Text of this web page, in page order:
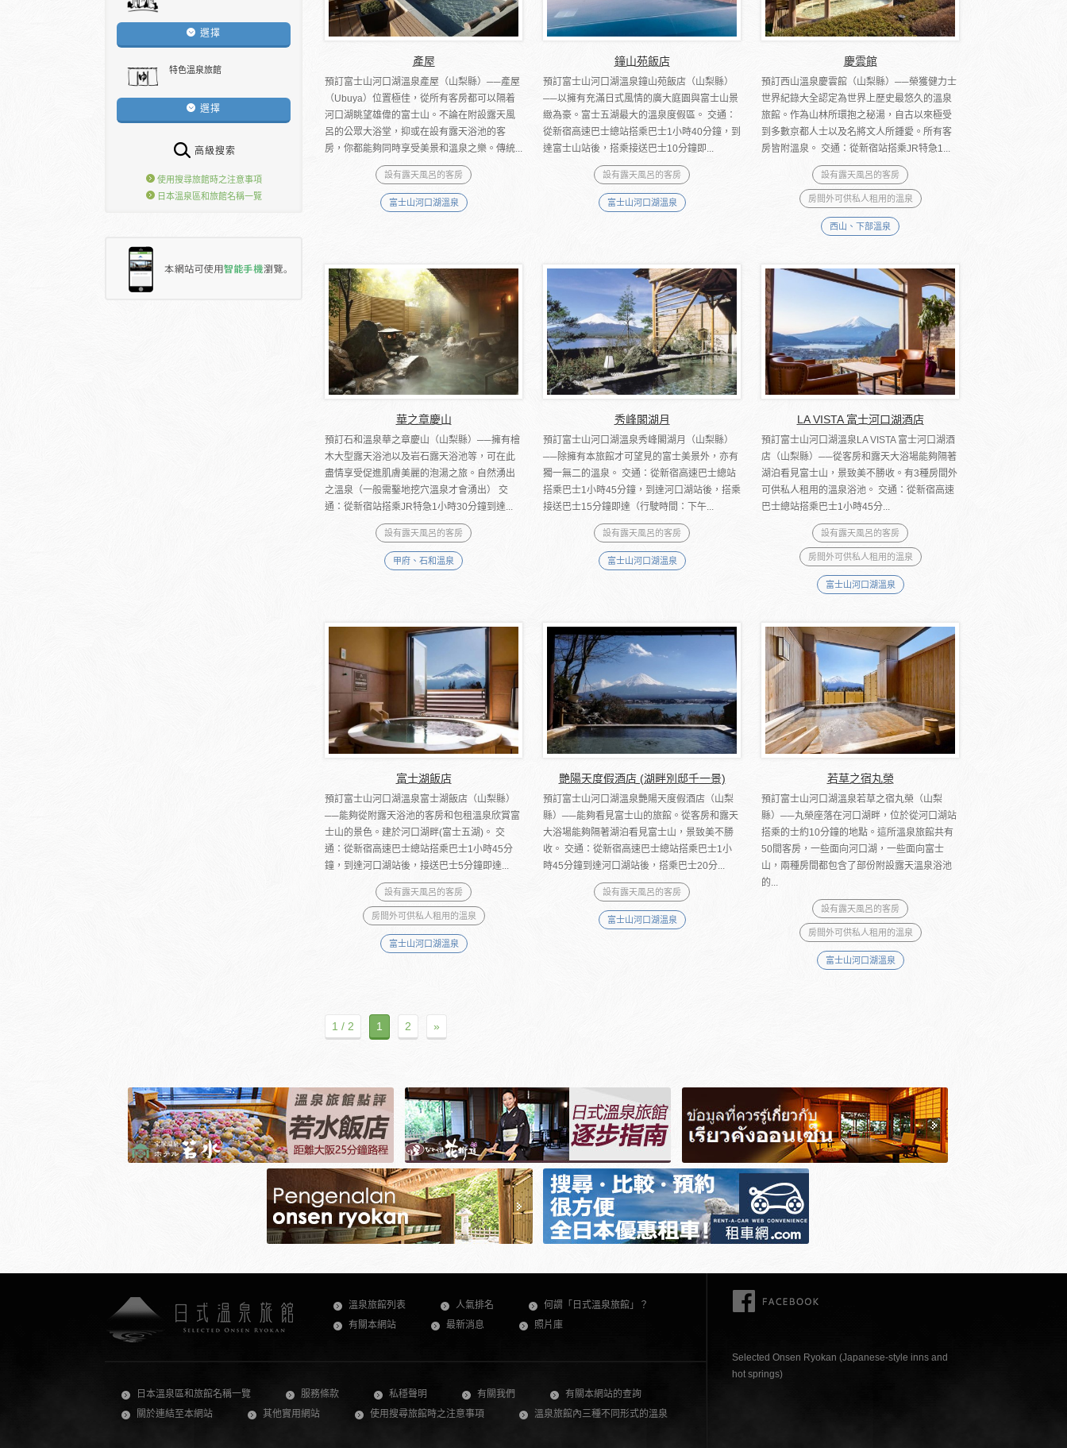
選擇
特色溫泉旅館
選擇
高級搜索
使用搜尋旅館時之注意事項
日本溫泉區和旅館名稱一覽
產屋
預訂富士山河口湖溫泉產屋（山梨縣）──產屋
（Ubuya）位置極佳，從所有客房都可以隔着
河口湖眺望雄偉的富士山。不論在附設露天風
呂的公眾大浴堂，抑或在設有露天浴池的客
房，你都能夠同時享受美景和溫泉之樂。傳統...
設有露天風呂的客房
富士山河口湖溫泉
鐘山苑飯店
預訂富士山河口湖溫泉鐘山苑飯店（山梨縣）
──以擁有充滿日式風情的廣大庭園與富士山景
緻為豪。富士五湖最大的溫泉度假區。 交通：
從新宿高速巴士總站搭乘巴士1小時40分鐘，到
達富士山站後，搭乘接送巴士10分鐘即...
設有露天風呂的客房
富士山河口湖溫泉
慶雲館
預訂西山溫泉慶雲館（山梨縣）──榮獲健力士
世界紀錄大全認定為世界上歷史最悠久的溫泉
旅館。作為山林所環抱之秘湯，自古以來極受
到多數京都人士以及名將文人所鍾愛。所有客
房皆附溫泉。 交通：從新宿站搭乘JR特急1...
設有露天風呂的客房
房間外可供私人租用的溫泉
西山、下部溫泉
華之章慶山
預訂石和溫泉華之章慶山（山梨縣）──擁有檜
木大型露天浴池以及岩石露天浴池等，可在此
盡情享受促進肌膚美麗的泡湯之旅。自然湧出
之溫泉（一般需鑿地挖穴溫泉才會湧出） 交
通：從新宿站搭乘JR特急1小時30分鐘到達...
設有露天風呂的客房
甲府、石和溫泉
秀峰閣湖月
預訂富士山河口湖溫泉秀峰閣湖月（山梨縣）
──除擁有本旅館才可望見的富士美景外，亦有
獨一無二的溫泉。 交通：從新宿高速巴士總站
搭乘巴士1小時45分鐘，到達河口湖站後，搭乘
接送巴士15分鐘即達（行駛時間：下午...
設有露天風呂的客房
富士山河口湖溫泉
LA VISTA 富士河口湖酒店
預訂富士山河口湖溫泉LA VISTA 富士河口湖酒
店（山梨縣）──從客房和露天大浴場能夠隔著
湖泊看見富士山，景致美不勝收。有3種房間外
可供私人租用的溫泉浴池。 交通：從新宿高速
巴士總站搭乘巴士1小時45分...
設有露天風呂的客房
房間外可供私人租用的溫泉
富士山河口湖溫泉
富士湖飯店
預訂富士山河口湖溫泉富士湖飯店（山梨縣）
──能夠從附露天浴池的客房和包租溫泉欣賞富
士山的景色。建於河口湖畔(富士五湖)。 交
通：從新宿高速巴士總站搭乘巴士1小時45分
鐘，到達河口湖站後，接送巴士5分鐘即達...
設有露天風呂的客房
房間外可供私人租用的溫泉
富士山河口湖溫泉
艷陽天度假酒店 (湖畔別邸千一景)
預訂富士山河口湖溫泉艷陽天度假酒店（山梨
縣）──能夠看見富士山的旅館。從客房和露天
大浴場能夠隔著湖泊看見富士山，景致美不勝
收。 交通：從新宿高速巴士總站搭乘巴士1小
時45分鐘到達河口湖站後，搭乘巴士20分...
設有露天風呂的客房
富士山河口湖溫泉
若草之宿丸榮
預訂富士山河口湖溫泉若草之宿丸榮（山梨
縣）──丸榮座落在河口湖畔，位於從河口湖站
搭乘的士約10分鐘的地點。這所溫泉旅館共有
50間客房，一些面向河口湖，一些面向富士
山，兩種房間都包含了部份附設露天溫泉浴池
的...
設有露天風呂的客房
房間外可供私人租用的溫泉
富士山河口湖溫泉
1 / 2 1 2 »
Selected Onsen Ryokan (Japanese-style inns and
hot springs)
溫泉旅館列表 人氣排名
何謂「日式溫泉旅館」？
有關本網站
最新消息 照片庫
日本溫泉區和旅館名稱一覽 服務條款 私穩聲明 有關我們
有關本網站的查詢
關於連結至本網站
其他實用網站 使用搜尋旅館時之注意事項 溫泉旅館內三種不同形式的溫泉